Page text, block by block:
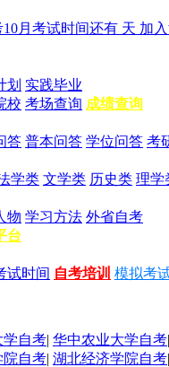
10月考试时间还有 天 加
划 实践毕业
校 考场查询 成绩查询
答 普本问答 学位问答 考
学类 文学类 历史类 理学
物 学习方法 外省自考
台
试时间 自考培训 模拟考
学自考| 华中农业大学自考|
院自考| 湖北经济学院自考|